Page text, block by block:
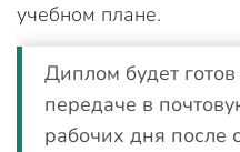
учебном плане.
Диплом будет
передаче в
рабочих дня после